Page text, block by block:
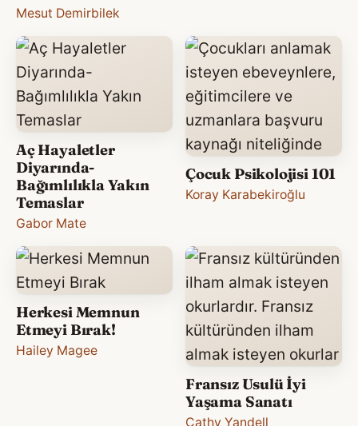
Mesut Demirbilek
Aç Hayaletler
Diyarında-
Bağımlılıkla Yakın
Temaslar
Gabor Mate
Çocuk Psikolojisi 101
Koray Karabekiroğlu
Herkesi Memnun
Etmeyi Bırak!
Hailey Magee
Fransız Usulü İyi
Yaşama Sanatı
Cathy Yandell